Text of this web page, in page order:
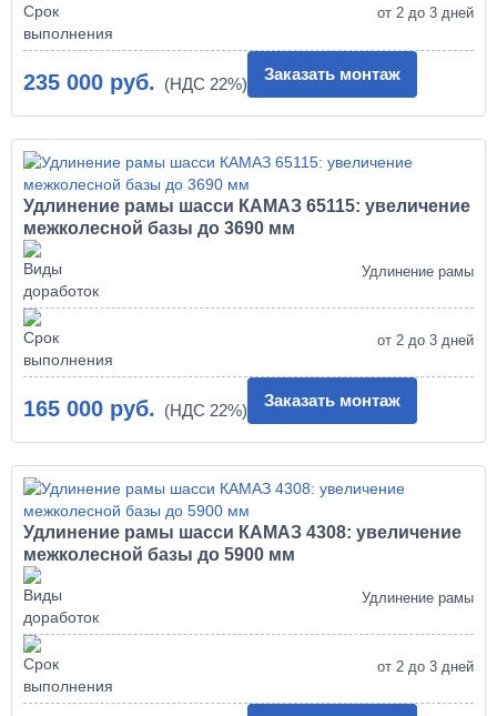
от 2 до 3 дней
235 000 руб. Заказать монтаж
Удлинение рамы шасси КАМАЗ 65115: увеличение
межколесной базы до 3690 мм
Удлинение рамы
от 2 до 3 дней
165 000 руб. Заказать монтаж
Удлинение рамы шасси КАМАЗ 4308: увеличение
межколесной базы до 5900 мм
Удлинение рамы
от 2 до 3 дней